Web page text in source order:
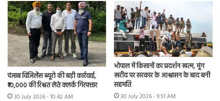
पंजाब विजिलेंस ब्यूरो की बड़ी कार्रवाई,
₹10,000 की रिश्वत लेते क्लर्क गिरफ्तार
30 July 2026 - 10:42 AM
भोपाल में किसानों का प्रदर्शन खत्म, मूंग
खरीद पर सरकार के आश्वासन के बाद बनी
सहमति
30 July 2026 - 9:51 AM